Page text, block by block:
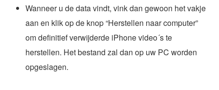
Wanneer u de data vindt, vink dan gewoon het vakje
aan en klik op de knop “Herstellen naar computer”
om definitief verwijderde iPhone video´s te
herstellen. Het bestand zal dan op uw PC worden
opgeslagen.